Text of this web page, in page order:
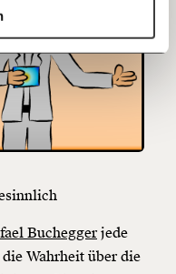
verschenken.
Bucheggerjede
Wahrheit über die